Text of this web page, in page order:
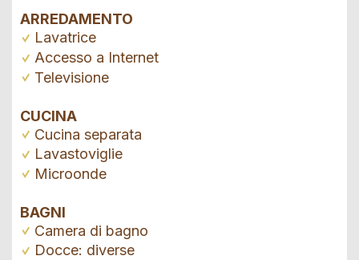
ARREDAMENTO
Lavatrice
Accesso a Internet
Televisione
CUCINA
Cucina separata
Lavastoviglie
Microonde
BAGNI
Camera di bagno
Docce: diverse